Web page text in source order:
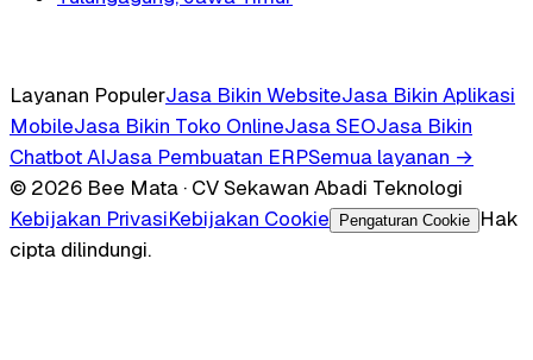
Layanan PopulerJasa Bikin WebsiteJasa Bikin Aplikasi
MobileJasa Bikin Toko OnlineJasa SEOJasa Bikin
Chatbot AIJasa Pembuatan ERPSemua layanan →
© 2026 Bee Mata · CV Sekawan Abadi Teknologi
Kebijakan PrivasiKebijakan Cookie Pengaturan Cookie
Hak
cipta dilindungi.